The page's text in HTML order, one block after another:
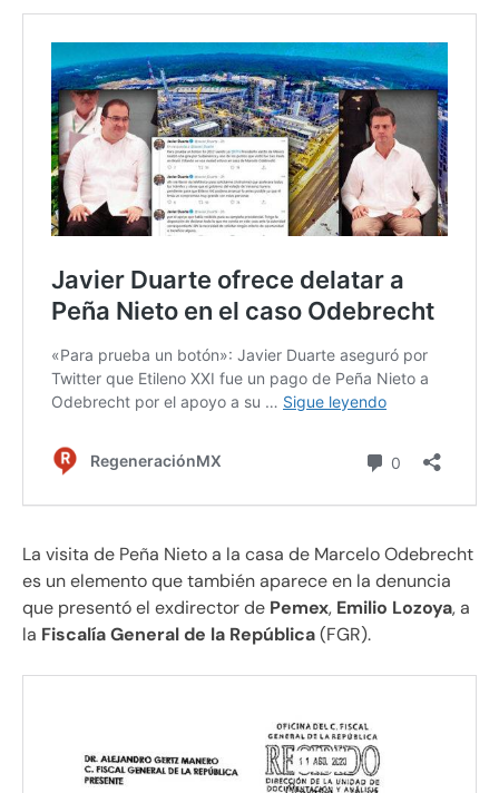
La visita de Peña Nieto a la casa de Marcelo Odebrecht
es un elemento que también aparece en la denuncia
que presentó el exdirector de Pemex, Emilio Lozoya, a
la Fiscalía General de la República(FGR).